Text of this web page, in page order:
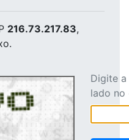
216.73.217.83,
Digite
lado no